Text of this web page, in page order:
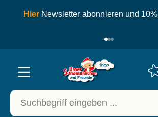
springen
Hier Newsletter abonnieren und